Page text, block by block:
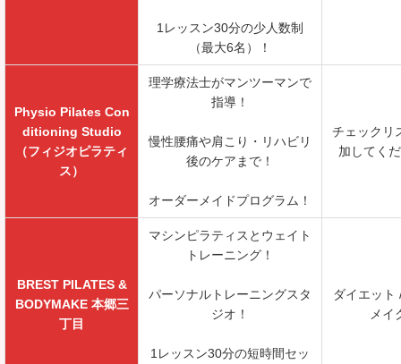
1レッスン30分の少人数制
（最大6名）！
Physio Pilates Con
ditioning Studio
（フィジオピラティ
ス）
理学療法士がマンツーマンで
指導！
慢性腰痛や肩こり・リハビリ
後のケアまで！
オーダーメイドプログラム！
チェックリ
加してく
BREST PILATES &
BODYMAKE 本郷三
丁目
マシンピラティスとウェイト
トレーニング！
パーソナルトレーニングスタ
ジオ！
1レッスン30分の短時間セッ
ダイエット
メイ